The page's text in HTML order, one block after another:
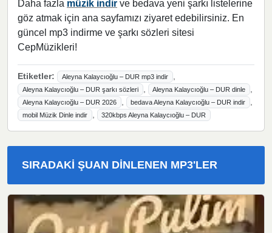
Daha fazla müzik indir ve bedava yeni şarkı listelerine
göz atmak için ana sayfamızı ziyaret edebilirsiniz. En
güncel mp3 indirme ve şarkı sözleri sitesi
CepMüzikleri!
Etiketler: Aleyna Kalaycıoğlu – DUR mp3 indir
Aleyna Kalaycıoğlu – DUR şarkı sözleri Aleyna Kalaycıoğlu – DUR dinle
Aleyna Kalaycıoğlu – DUR 2026 bedava Aleyna Kalaycıoğlu – DUR indir
mobil Müzik Dinle indir 320kbps Aleyna Kalaycıoğlu – DUR
SIRADAKI ŞUAN DINLENEN MP3'LER